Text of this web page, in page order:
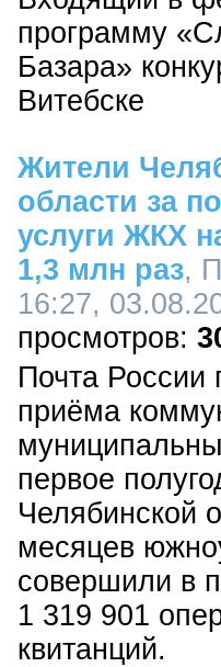
программу
Базара»
Витебске
Жители
области за
услуги ЖКХ
1,3 млн раз,
16:27,
Почта России
приёма
первое
Челябинской
месяцев
совершили в
1 319 901
квитанций.